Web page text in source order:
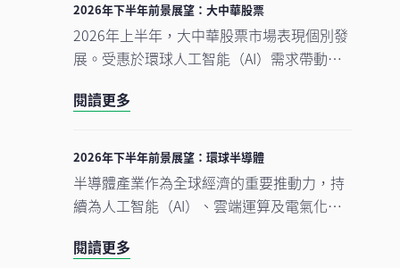
2026年下半年前景展望：大中華股票
2026年上半年，大中華股票市場表現個別發
展。受惠於環球人工智能（AI）需求帶動科
指數錄得顯著升幅。另一方面，MSCI明晟中
下商業補貼增加，以及AI資本開支上升所拖
累，但我們認為相關因素已反映於市場價格
中。在今次下半年展望中，我們將重點分析
推動中國及香港股票市場於2026年下半年表
現的五大利好因素。此外，投資團隊亦闡釋
閱讀更多
2026年下半年前景展望：環球半導體
半導體產業作為全球經濟的重要推動力，持
續為人工智能（AI）、雲端運算及電氣化等
早前的觀點中提及，半導體是一個由結構性
閱讀更多